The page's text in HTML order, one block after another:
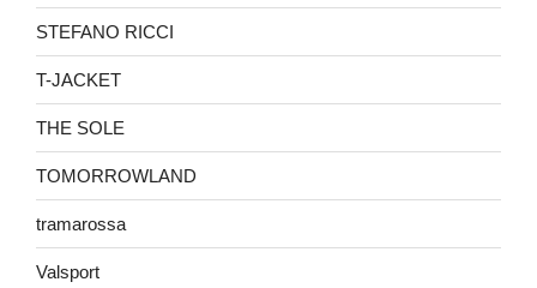
STEFANO RICCI
T-JACKET
THE SOLE
TOMORROWLAND
tramarossa
Valsport